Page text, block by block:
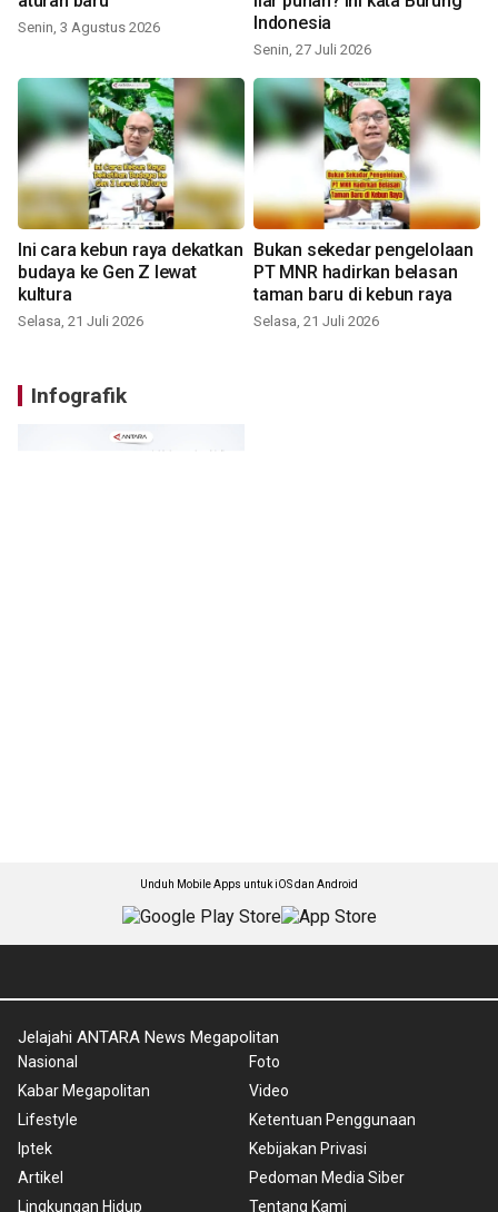
Senin, 3 Agustus 2026
Indonesia
Senin, 27 Juli 2026
Ini cara kebun raya dekatkan
budaya ke Gen Z lewat
kultura
Selasa, 21 Juli 2026
Bukan sekedar pengelolaan
PT MNR hadirkan belasan
taman baru di kebun raya
Selasa, 21 Juli 2026
Infografik
Unduh Mobile Apps untuk iOS dan Android
Jelajahi ANTARA News Megapolitan
Nasional
Kabar Megapolitan
Lifestyle
Iptek
Artikel
Lingkungan Hidup
Foto
Video
Ketentuan Penggunaan
Kebijakan Privasi
Pedoman Media Siber
Tentang Kami